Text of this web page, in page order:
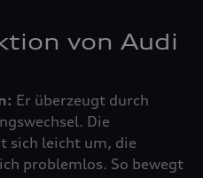
von Audi
Er überzeugt durch
Die
sich leicht um, die
problemlos. So bewegt